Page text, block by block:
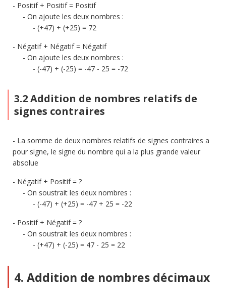
Positif + Positif = Positif
On ajoute les deux nombres :
(+47) + (+25) = 72
Négatif + Négatif = Négatif
On ajoute les deux nombres :
(-47) + (-25) = -47 - 25 = -72
3.2 Addition de nombres relatifs de
signes contraires
La somme de deux nombres relatifs de signes contraires a
pour signe, le signe du nombre qui a la plus grande valeur
absolue
Négatif + Positif = ?
On soustrait les deux nombres :
(-47) + (+25) = -47 + 25 = -22
Positif + Négatif = ?
On soustrait les deux nombres :
(+47) + (-25) = 47 - 25 = 22
4. Addition de nombres décimaux